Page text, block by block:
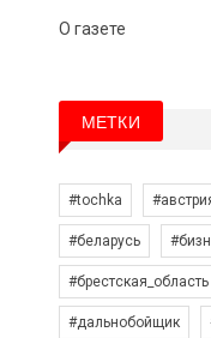
О газете
МЕТКИ
#tochka
#беларусь
#брестская_область
#дальнобойщик